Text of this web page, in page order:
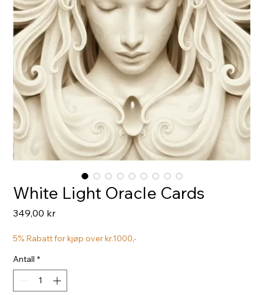
White Light Oracle Cards
349,00 krPris
5% Rabatt for kjøp over kr.1000,-
Antall *